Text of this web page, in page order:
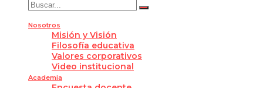
Nosotros
Misión y Visión
Filosofía educativa
Valores corporativos
Video institucional
Academia